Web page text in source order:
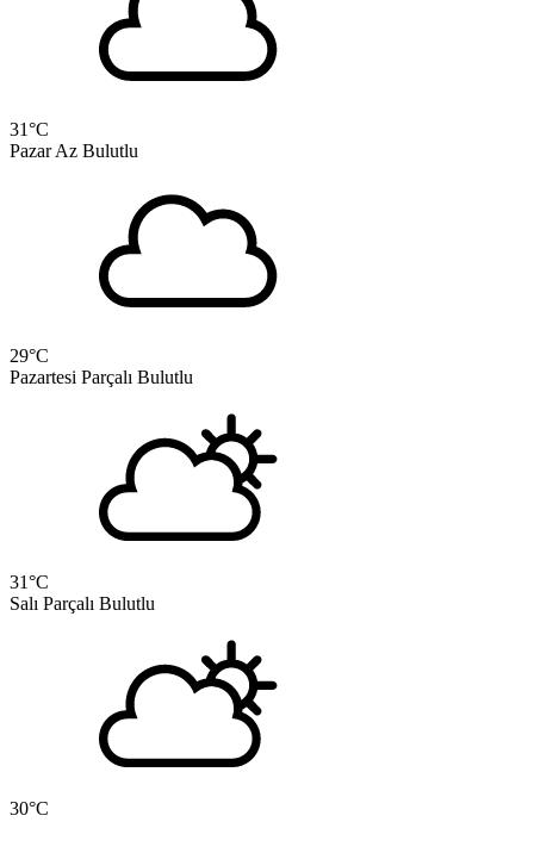
31°C
Pazar Az Bulutlu
29°C
Pazartesi Parçalı Bulutlu
31°C
Salı Parçalı Bulutlu
30°C